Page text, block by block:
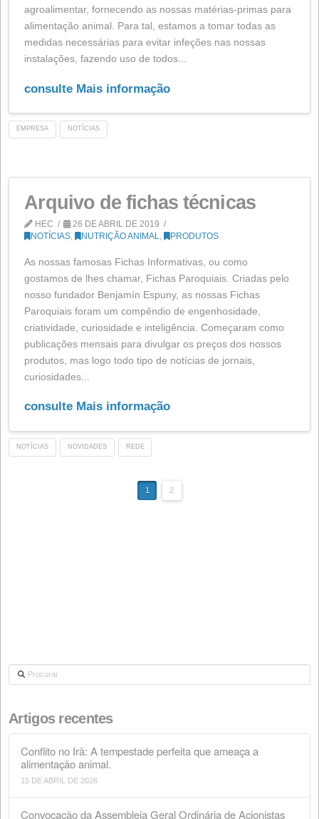
GDPR: adaptação do site às
cookies
HEC 16 DE OUTUBRO DE 2020 NOTÍCIAS
Nosso site foi adaptado aos novos regulamentos
Dados em 28 de julho de 2020. Com os novos
regulamentos temos que exigir consentimento
para aceitar cookies, bem como informar
quais deles usamos, e dar ao usuário a possibilidade
rejeição. Para nós é…
consulte Mais informação
NOVIDADES REDE
alimentação animal. Para tal, estamos a tomar todas
medidas necessárias para evitar infeções nas nossas